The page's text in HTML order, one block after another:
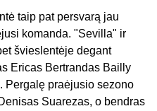
taip pat persvarą jau
komanda. "Sevilla" ir
švieslentėje degant
Ericas Bertrandas Bailly
Pergalę praėjusio sezono
Suarezas, o bendras